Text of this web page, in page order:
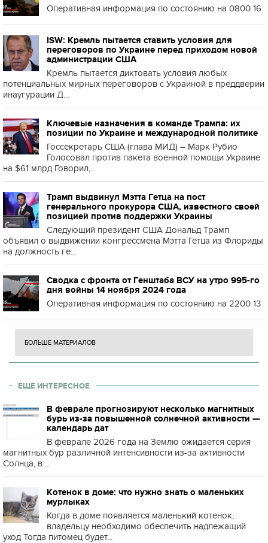
Оперативная информация по состоянию на 0800 16
ISW: Кремль пытается ставить условия для
переговоров по Украине перед приходом новой
администрации США
Кремль пытается диктовать условия любых
потенциальных мирных переговоров с Украиной в преддверии
инаугурации Д...
Ключевые назначения в команде Трампа: их
позиции по Украине и международной политике
Госсекретарь США (глава МИД) – Марк Рубио
Голосовал против пакета военной помощи Украине
на $61 млрд Говорил,...
Трамп выдвинул Мэтта Гетца на пост
генерального прокурора США, известного своей
позицией против поддержки Украины
Следующий президент США Дональд Трамп
объявил о выдвижении конгрессмена Мэтта Гетца из Флориды
на должность ге...
Сводка с фронта от Генштаба ВСУ на утро 995-го
дня войны 14 ноября 2024 года
Оперативная информация по состоянию на 2200 13
БОЛЬШЕ МАТЕРИАЛОВ
ЕЩЕ ИНТЕРЕСНОЕ
В феврале прогнозируют несколько магнитных
бурь из-за повышенной солнечной активности —
календарь дат
В феврале 2026 года на Землю ожидается серия
магнитных бур различной интенсивности из-за активности
Солнца, в ...
Котенок в доме: что нужно знать о маленьких
мурлыках
Когда в доме появляется маленький котенок,
владельцу необходимо обеспечить надлежащий
уход Тогда питомец будет...